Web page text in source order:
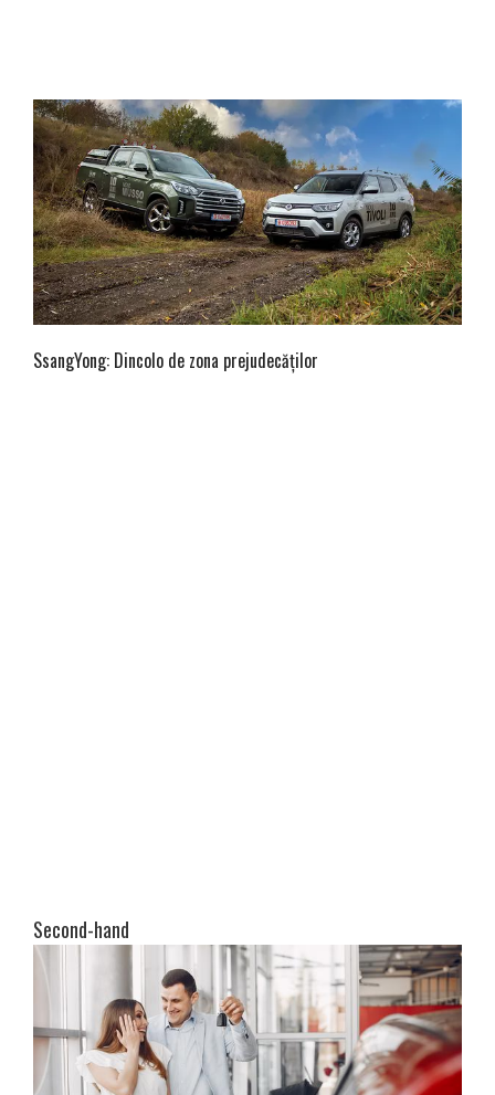
SsangYong: Dincolo de zona prejudecăților
Second-hand